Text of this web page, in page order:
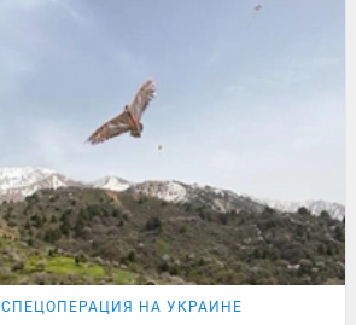
СПЕЦОПЕРАЦИЯ НА УКРАИНЕ